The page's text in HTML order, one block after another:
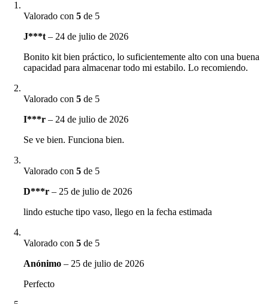
Valorado con5 de 5
J***t– 24 de julio de 2026
Bonito kit bien práctico, lo suficientemente alto con una buena
capacidad para almacenar todo mi estabilo. Lo recomiendo.
Valorado con5 de 5
I***r– 24 de julio de 2026
Se ve bien. Funciona bien.
Valorado con5 de 5
D***r– 25 de julio de 2026
lindo estuche tipo vaso, llego en la fecha estimada
Valorado con5 de 5
Anónimo– 25 de julio de 2026
Perfecto